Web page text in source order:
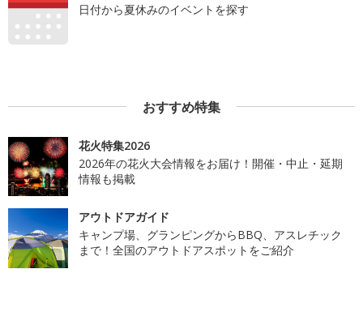
日付から夏休みのイベントを探す
おすすめ特集
花火特集2026
2026年の花火大会情報をお届け！開催・中止・延期
情報も掲載
アウトドアガイド
キャンプ場、グランピングからBBQ、アスレチック
まで！全国のアウトドアスポットをご紹介